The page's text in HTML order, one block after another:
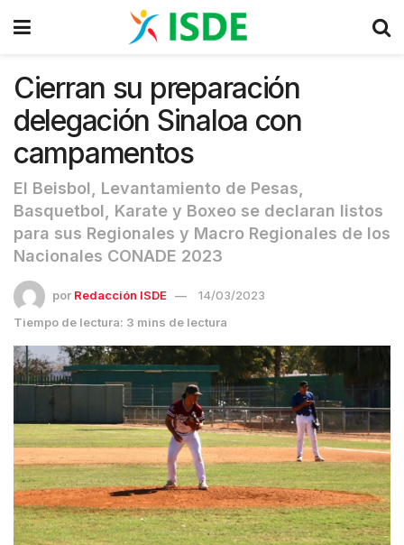
Cierran su preparación
delegación Sinaloa con
campamentos
El Beisbol, Levantamiento de Pesas,
Basquetbol, Karate y Boxeo se declaran listos
para sus Regionales y Macro Regionales de los
Nacionales CONADE 2023
por Redacción ISDE
14/03/2023
Tiempo de lectura: 3 mins de lectura